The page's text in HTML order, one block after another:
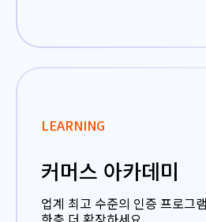
LEARNING
커머스 아카데미
업계 최고 수준의 인증 프로그